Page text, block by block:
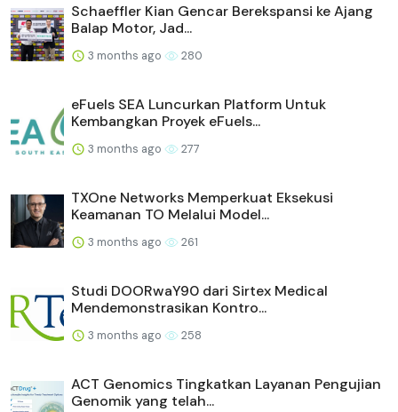
Schaeffler Kian Gencar Berekspansi ke Ajang
Balap Motor, Jad...
3 months ago 280
eFuels SEA Luncurkan Platform Untuk
Kembangkan Proyek eFuels...
3 months ago 277
TXOne Networks Memperkuat Eksekusi
Keamanan TO Melalui Model...
3 months ago 261
Studi DOORwaY90 dari Sirtex Medical
Mendemonstrasikan Kontro...
3 months ago 258
ACT Genomics Tingkatkan Layanan Pengujian
Genomik yang telah...